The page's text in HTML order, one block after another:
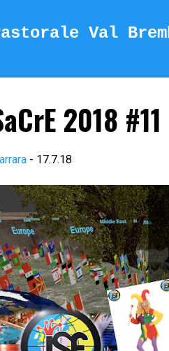
Val
2018 #11
- 17.7.18